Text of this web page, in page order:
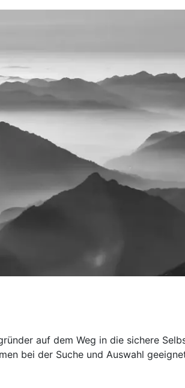
auf dem Weg in die sichere
bei der Suche und Auswahl